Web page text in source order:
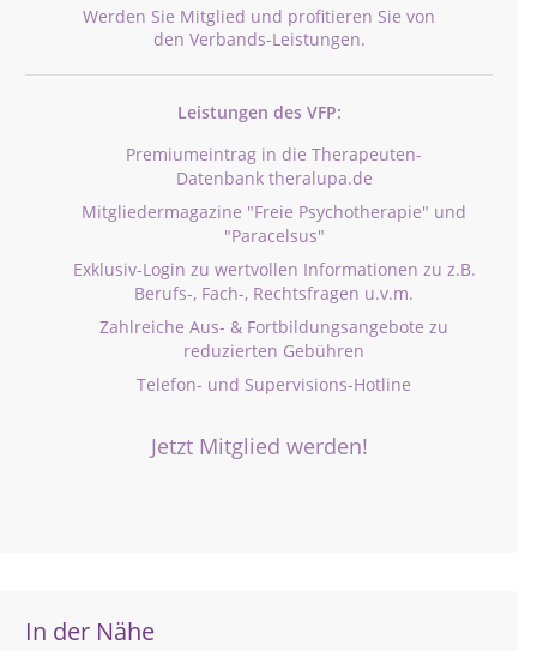
Werden Sie Mitglied und profitieren Sie von
den Verbands-Leistungen.
Leistungen des VFP:
Premiumeintrag in die Therapeuten-
Datenbank theralupa.de
Mitgliedermagazine "Freie Psychotherapie" und
"Paracelsus"
Exklusiv-Login zu wertvollen Informationen zu z.B.
Berufs-, Fach-, Rechtsfragen u.v.m.
Zahlreiche Aus- & Fortbildungsangebote zu
reduzierten Gebühren
Telefon- und Supervisions-Hotline
Jetzt Mitglied werden!
In der Nähe